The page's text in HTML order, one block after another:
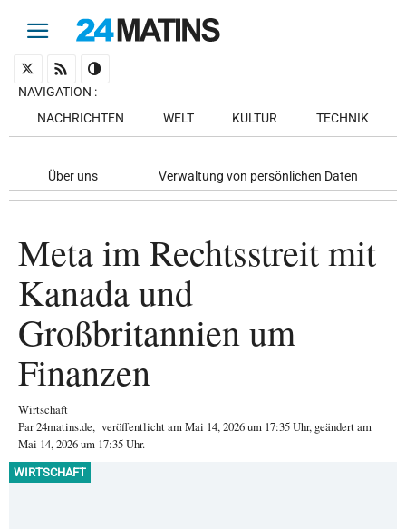
NAVIGATION :
NACHRICHTEN
WELT KULTUR TECHNIK
Über uns Verwaltung von persönlichen Daten
Meta im Rechtsstreit mit
Kanada und
Großbritannien um
Finanzen
Wirtschaft
Par24matins.de, veröffentlicht amMai 14, 2026um 17:35 Uhr, geändert am
Mai 14, 2026 um 17:35 Uhr.
WIRTSCHAFT